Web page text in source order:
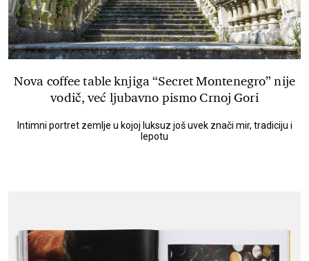
Nova coffee table knjiga “Secret Montenegro” nije
vodič, već ljubavno pismo Crnoj Gori
Intimni portret zemlje u kojoj luksuz još uvek znači mir, tradiciju i
lepotu